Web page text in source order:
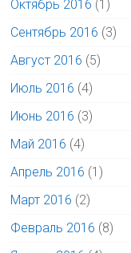
Октябрь 2016 (1)
Сентябрь 2016 (3)
Август 2016 (5)
Июль 2016 (4)
Июнь 2016 (3)
Май 2016 (4)
Апрель 2016 (1)
Март 2016 (2)
Февраль 2016 (8)